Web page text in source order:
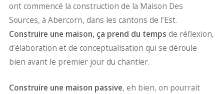
ont commencé la construction de la Maison Des
Sources, à Abercorn, dans les cantons de l’Est.
Construire une maison, ça prend du temps de réflexion,
d’élaboration et de conceptualisation qui se déroule
bien avant le premier jour du chantier.
Construire une maison passive, eh bien, on pourrait